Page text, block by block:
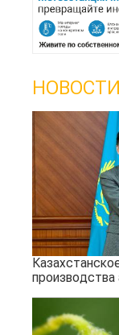
НОВОСТИ
производства